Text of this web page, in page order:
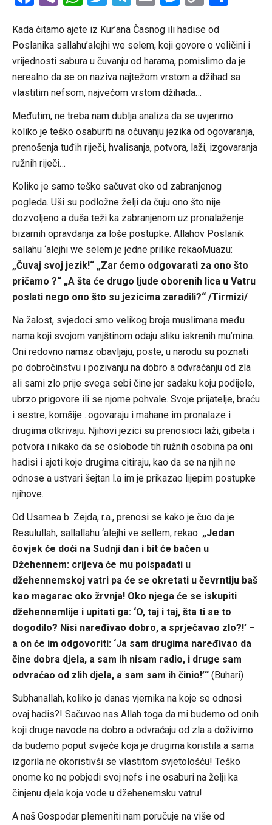
Kada čitamo ajete iz Kur’ana Časnog ili hadise od
Poslanika sallahu’alejhi we selem, koji govore o veličini i
vrijednosti sabura u čuvanju od harama, pomislimo da je
nerealno da se on naziva najtežom vrstom a džihad sa
vlastitim nefsom, najvećom vrstom džihada…
Međutim, ne treba nam dublja analiza da se uvjerimo
koliko je teško osaburiti na očuvanju jezika od ogovaranja,
prenošenja tuđih riječi, hvalisanja, potvora, laži, izgovaranja
ružnih riječi…
Koliko je samo teško sačuvat oko od zabranjenog
pogleda. Uši su podložne želji da čuju ono što nije
dozvoljeno a duša teži ka zabranjenom uz pronalaženje
bizarnih opravdanja za loše postupke. Allahov Poslanik
sallahu ‘alejhi we selem je jedne prilike rekaoMuazu:
„Čuvaj svoj jezik!“ „Zar ćemo odgovarati za ono što
pričamo ?“ „A šta će drugo ljude oborenih lica u Vatru
poslati nego ono što su jezicima zaradili?“ /Tirmizi/
Na žalost, svjedoci smo velikog broja muslimana među
nama koji svojom vanjštinom odaju sliku iskrenih mu’mina.
Oni redovno namaz obavljaju, poste, u narodu su poznati
po dobročinstvu i pozivanju na dobro a odvraćanju od zla
ali sami zlo prije svega sebi čine jer sadaku koju podijele,
ubrzo prigovore ili se njome pohvale. Svoje prijatelje, braću
i sestre, komšije…ogovaraju i mahane im pronalaze i
drugima otkrivaju. Njihovi jezici su prenosioci laži, gibeta i
potvora i nikako da se oslobode tih ružnih osobina pa oni
hadisi i ajeti koje drugima citiraju, kao da se na njih ne
odnose a ustvari šejtan l.a im je prikazao lijepim postupke
njihove.
Od Usamea b. Zejda, r.a., prenosi se kako je čuo da je
Resulullah, sallallahu ‘alejhi ve sellem, rekao: „Jedan
čovjek će doći na Sudnji dan i bit će bačen u
Džehennem: crijeva će mu poispadati u
džehennemskoj vatri pa će se okretati u čevrntiju baš
kao magarac oko žrvnja! Oko njega će se iskupiti
džehennemlije i upitati ga: ‘O, taj i taj, šta ti se to
dogodilo? Nisi naređivao dobro, a sprječavao zlo?!’ –
a on će im odgovoriti: ‘Ja sam drugima naređivao da
čine dobra djela, a sam ih nisam radio, i druge sam
odvraćao od zlih djela, a sam sam ih činio!’“ (Buhari)
Subhanallah, koliko je danas vjernika na koje se odnosi
ovaj hadis?! Sačuvao nas Allah toga da mi budemo od onih
koji druge navode na dobro a odvraćaju od zla a doživimo
da budemo poput svijeće koja je drugima koristila a sama
izgorila ne okoristivši se vlastitom svjetološću! Teško
onome ko ne pobjedi svoj nefs i ne osaburi na želji ka
činjenu djela koja vode u džehenemsku vatru!
A naš Gospodar plemeniti nam poručuje na više od